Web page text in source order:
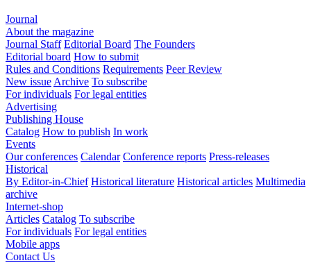
Journal
About the magazine
Journal Staff Editorial Board The Founders
Editorial board How to submit
Rules and Conditions Requirements Peer Review
New issue Archive To subscribe
For individuals For legal entities
Advertising
Publishing House
Catalog How to publish In work
Events
Our conferences Calendar Conference reports Press-releases
Historical
By Editor-in-Chief Historical literature Historical articles Multimedia
archive
Internet-shop
Articles Catalog To subscribe
For individuals For legal entities
Mobile apps
Contact Us